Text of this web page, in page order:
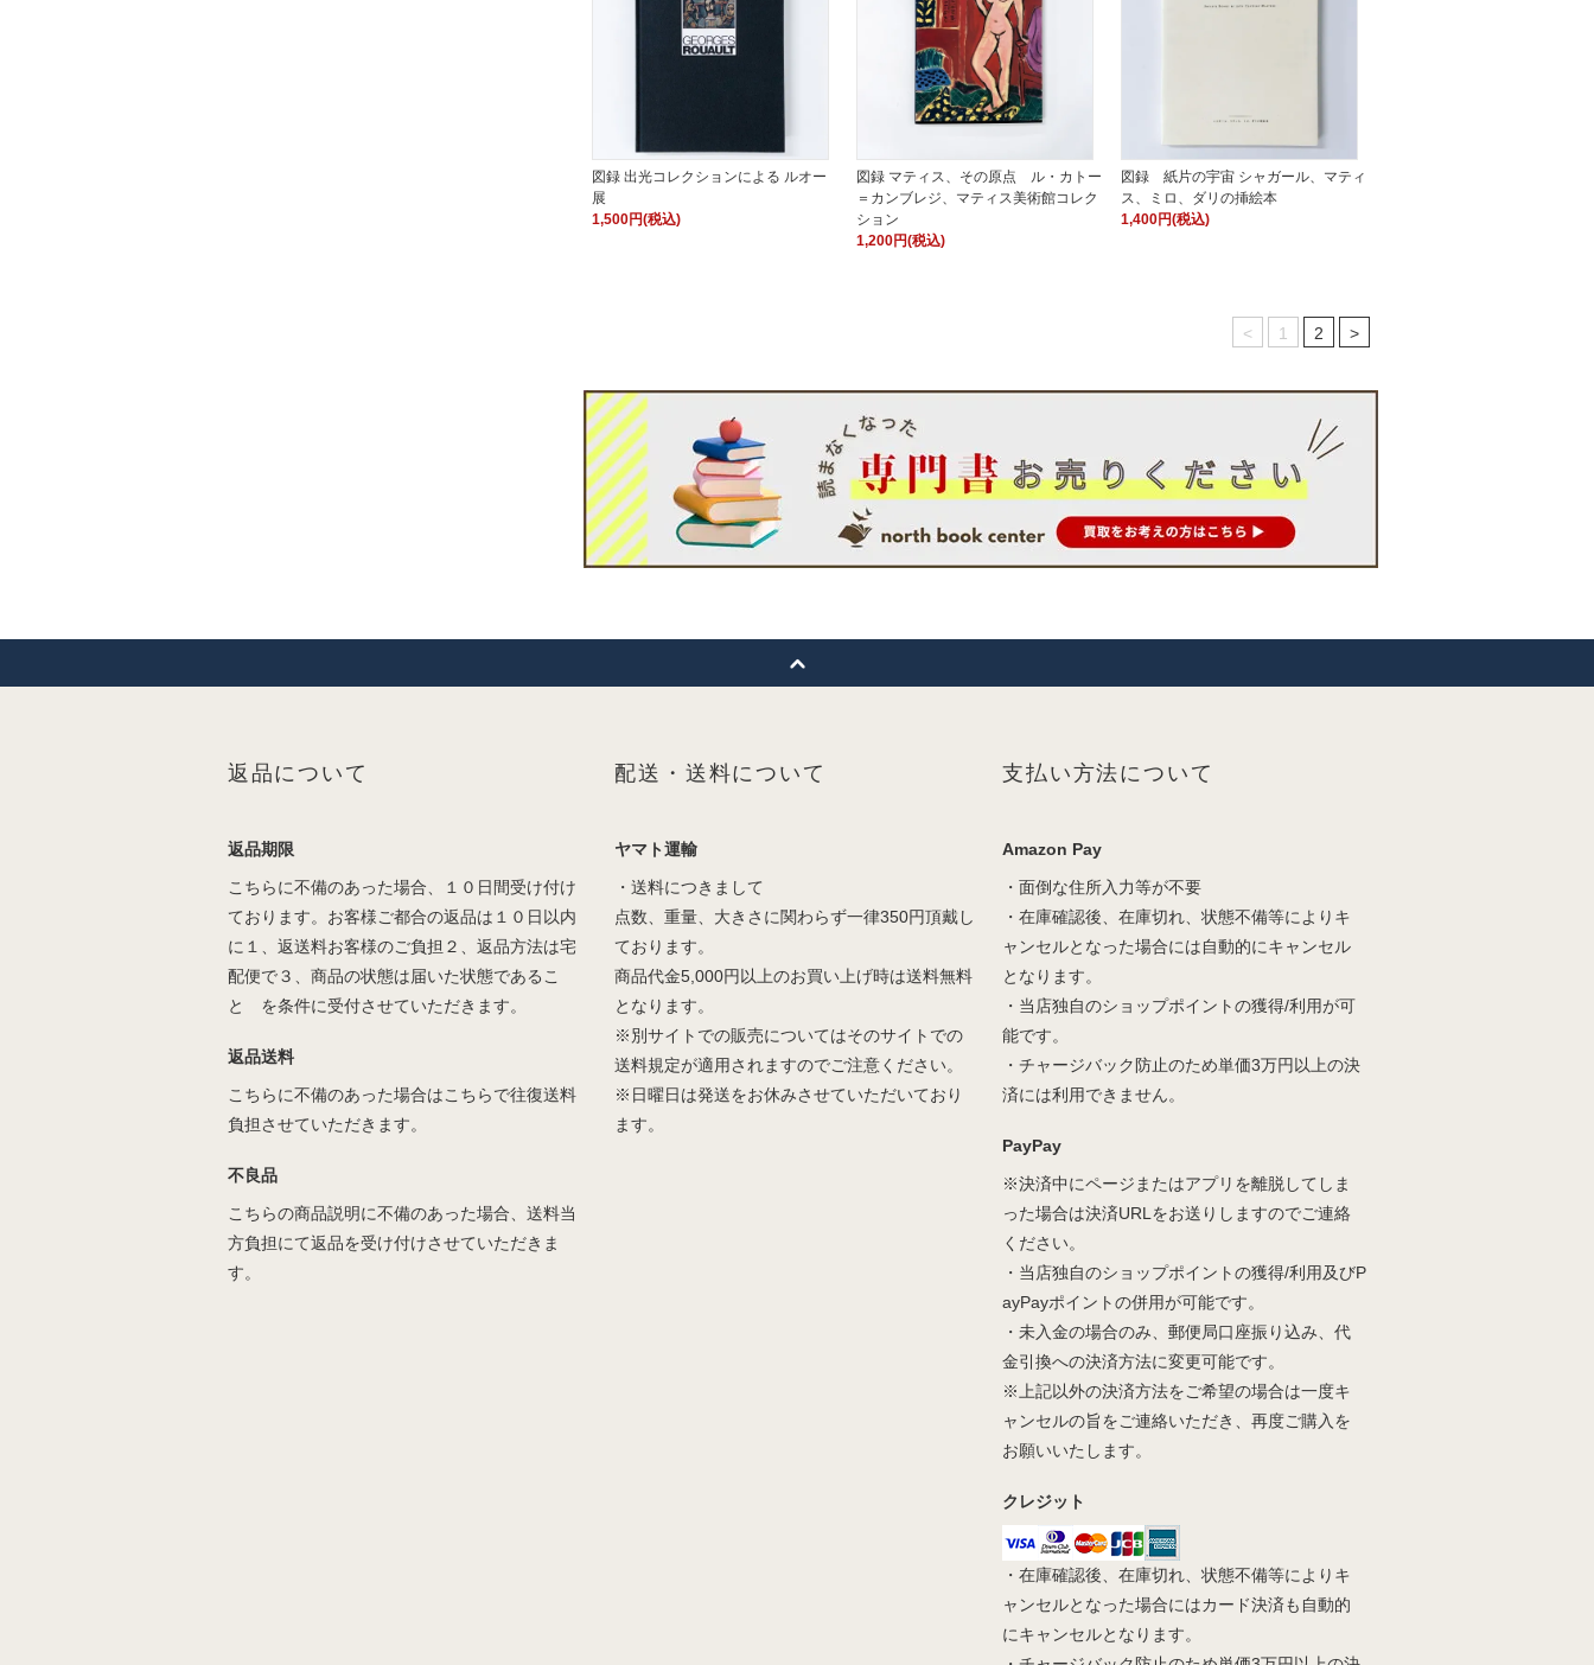
図録 出光コレクションによる ルオー
展
1,500円(税込)
図録 マティス、その原点 ル・カトー
＝カンブレジ、マティス美術館コレク
ション
1,200円(税込)
図録 紙片の宇宙 シャガール、マティ
ス、ミロ、ダリの挿絵本
1,400円(税込)
< 1 2 >
返品について
返品期限
こちらに不備のあった場合、１０日間受け付け
ております。お客様ご都合の返品は１０日以内
に１、返送料お客様のご負担２、返品方法は宅
配便で３、商品の状態は届いた状態であるこ
と を条件に受付させていただきます。
返品送料
こちらに不備のあった場合はこちらで往復送料
負担させていただきます。
不良品
こちらの商品説明に不備のあった場合、送料当
方負担にて返品を受け付けさせていただきま
す。
配送・送料について
ヤマト運輸
・送料につきまして
点数、重量、大きさに関わらず一律350円頂戴し
ております。
商品代金5,000円以上のお買い上げ時は送料無料
となります。
※別サイトでの販売についてはそのサイトでの
送料規定が適用されますのでご注意ください。
※日曜日は発送をお休みさせていただいており
ます。
支払い方法について
Amazon Pay
・面倒な住所入力等が不要
・在庫確認後、在庫切れ、状態不備等によりキ
ャンセルとなった場合には自動的にキャンセル
となります。
・当店独自のショップポイントの獲得/利用が可
能です。
・チャージバック防止のため単価3万円以上の決
済には利用できません。
PayPay
※決済中にページまたはアプリを離脱してしま
った場合は決済URLをお送りしますのでご連絡
ください。
・当店独自のショップポイントの獲得/利用及びP
ayPayポイントの併用が可能です。
・未入金の場合のみ、郵便局口座振り込み、代
金引換への決済方法に変更可能です。
※上記以外の決済方法をご希望の場合は一度キ
ャンセルの旨をご連絡いただき、再度ご購入を
お願いいたします。
クレジット
・在庫確認後、在庫切れ、状態不備等によりキ
ャンセルとなった場合にはカード決済も自動的
にキャンセルとなります。